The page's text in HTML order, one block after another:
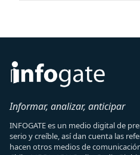
Informar, analizar, anticipar
INFOGATE es un medio digital de
serio y creíble, así dan cuenta las
hacen otros medios de